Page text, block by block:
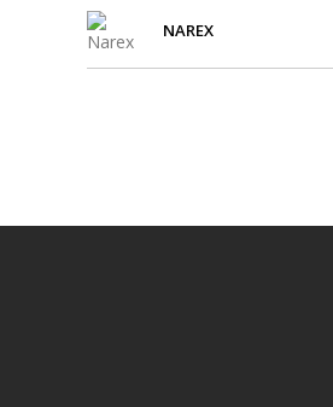
NAREX